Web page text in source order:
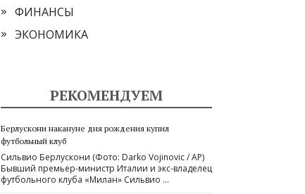
ФИНАНСЫ
ЭКОНОМИКА
РЕКОМЕНДУЕМ
Берлускони накануне дня рождения купил
футбольный клуб
Сильвио Берлускони (Фото: Darko Vojinovic / AP)
Бывший премьер-министр Италии и экс-владелец
футбольного клуба «Милан» Сильвио …